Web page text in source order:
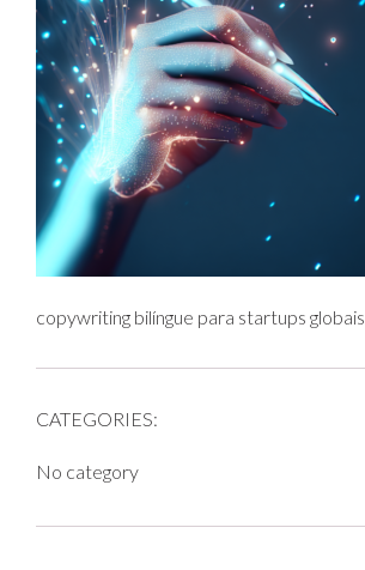
copywriting bilíngue para startups globais
CATEGORIES:
No category